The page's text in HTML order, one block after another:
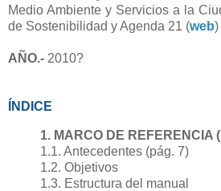
Medio Ambiente y Servicios a la
de Sostenibilidad y Agenda 21 (web)
AÑO.- 2010?
ÍNDICE
1. MARCO DE REFERENCIA
1.1. Antecedentes (pág. 7)
1.2. Objetivos
1.3. Estructura del manual